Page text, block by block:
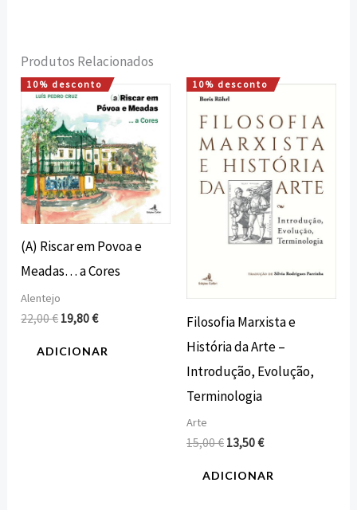
Produtos Relacionados
10% desconto
(A) Riscar em Povoa e
Meadas… a Cores
Alentejo
22,00€
O
original
era:
22,00 €.
19,80€
O
preço
atual
é:
19,80 €.
ADICIONAR
10% desconto
Filosofia Marxista e
História da Arte –
Introdução, Evolução,
Terminologia
Arte
15,00€
O
preço
original
era:
15,00 €.
13,50€
O
atual
é:
13,50 €.
ADICIONAR